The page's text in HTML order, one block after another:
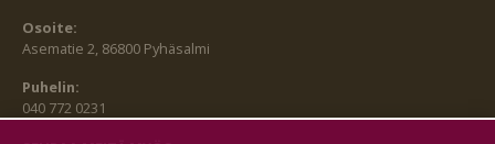
Osoite:
Asematie 2, 86800 Pyhäsalmi
Puhelin:
040 772 0231